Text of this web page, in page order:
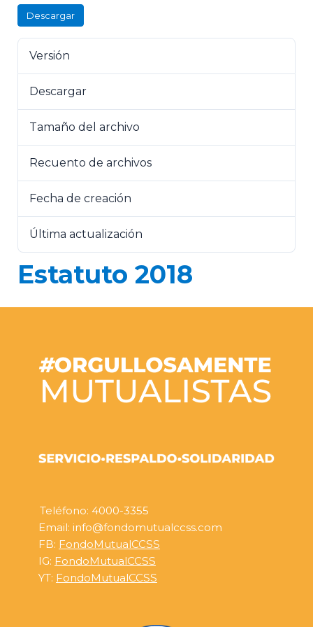
Descargar
Versión
Descargar
Tamaño del archivo
Recuento de archivos
Fecha de creación
Última actualización
Estatuto 2018
Teléfono: 4000-3355
Email: info@fondomutualccss.com
FB: FondoMutualCCSS
IG: FondoMutualCCSS
YT: FondoMutualCCSS